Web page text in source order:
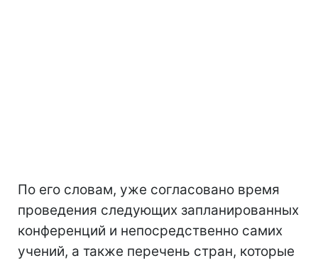
По его словам, уже согласовано время
проведения следующих запланированных
конференций и непосредственно самих
учений, а также перечень стран, которые